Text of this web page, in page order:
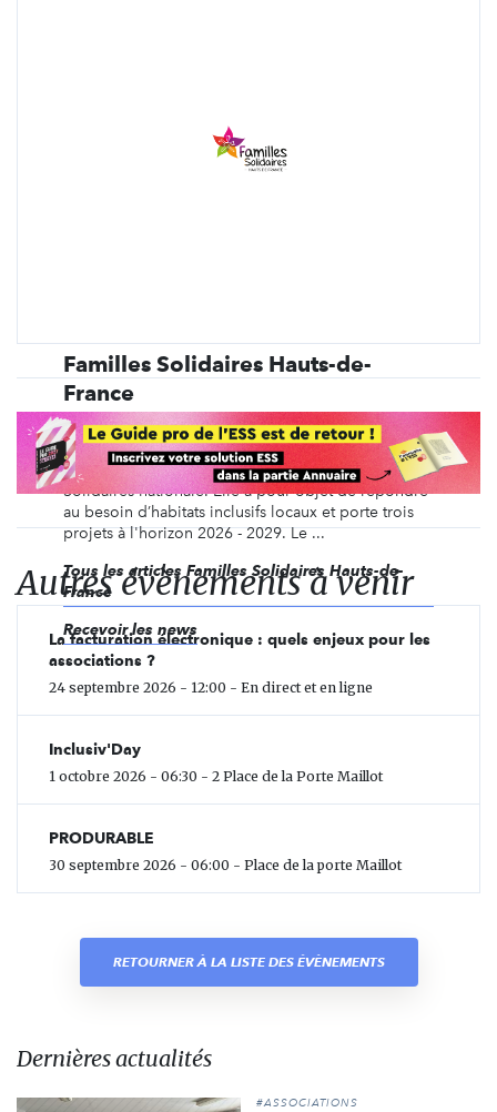
Familles Solidaires Hauts-de-
France
Créée en 2022, l’association territoriale Familles
Solidaires Hauts-de-France est une association
indépendante, adhérente à l'association Familles
Solidaires nationale. Elle a pour objet de répondre
au besoin d’habitats inclusifs locaux et porte trois
projets à l'horizon 2026 - 2029. Le ...
Tous les articles Familles Solidaires Hauts-de-
France
Recevoir les news
Autres évènements à venir
La facturation électronique : quels enjeux pour les
associations ?
24 septembre 2026 - 12:00 - En direct et en ligne
Inclusiv'Day
1 octobre 2026 - 06:30 - 2 Place de la Porte Maillot
PRODURABLE
30 septembre 2026 - 06:00 - Place de la porte Maillot
RETOURNER À LA LISTE DES ÉVÈNEMENTS
Dernières actualités
#ASSOCIATIONS